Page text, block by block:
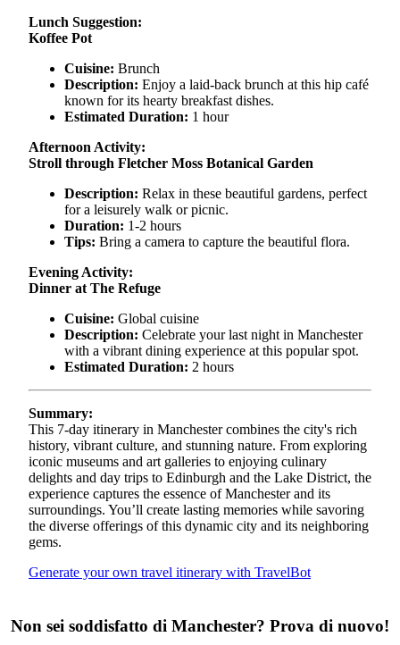
Lunch Suggestion:
Koffee Pot
Cuisine: Brunch
Description: Enjoy a laid-back brunch at this hip café
known for its hearty breakfast dishes.
Estimated Duration: 1 hour
Afternoon Activity:
Stroll through Fletcher Moss Botanical Garden
Description: Relax in these beautiful gardens, perfect
for a leisurely walk or picnic.
Duration: 1-2 hours
Tips: Bring a camera to capture the beautiful flora.
Evening Activity:
Dinner at The Refuge
Cuisine: Global cuisine
Description: Celebrate your last night in Manchester
with a vibrant dining experience at this popular spot.
Estimated Duration: 2 hours
Summary:
This 7-day itinerary in Manchester combines the city's rich
history, vibrant culture, and stunning nature. From exploring
iconic museums and art galleries to enjoying culinary
delights and day trips to Edinburgh and the Lake District, the
experience captures the essence of Manchester and its
surroundings. You’ll create lasting memories while savoring
the diverse offerings of this dynamic city and its neighboring
gems.
Generate your own travel itinerary with TravelBot
Non sei soddisfatto di Manchester? Prova di nuovo!